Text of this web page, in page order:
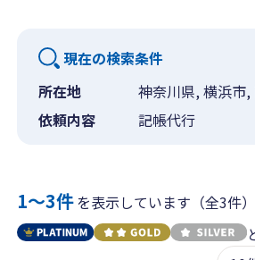
現在の検索条件
所在地
神奈川県, 横浜市,
依頼内容
記帳代行
1〜3件を表示しています（全3件）